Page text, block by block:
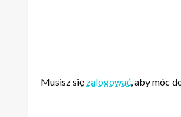
Musisz się zalogować, aby móc